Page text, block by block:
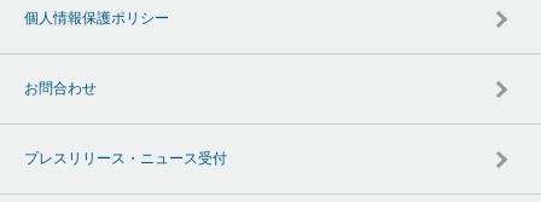
個人情報保護ポリシー
お問合わせ
プレスリリース・ニュース受付